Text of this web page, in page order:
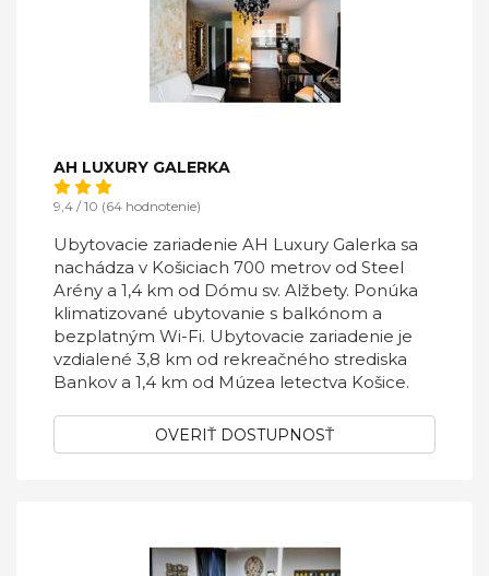
AH LUXURY GALERKA
9,4 / 10 (64 hodnotenie)
Ubytovacie zariadenie AH Luxury Galerka sa
nachádza v Košiciach 700 metrov od Steel
Arény a 1,4 km od Dómu sv. Alžbety. Ponúka
klimatizované ubytovanie s balkónom a
bezplatným Wi-Fi. Ubytovacie zariadenie je
vzdialené 3,8 km od rekreačného strediska
Bankov a 1,4 km od Múzea letectva Košice.
OVERIŤ DOSTUPNOSŤ